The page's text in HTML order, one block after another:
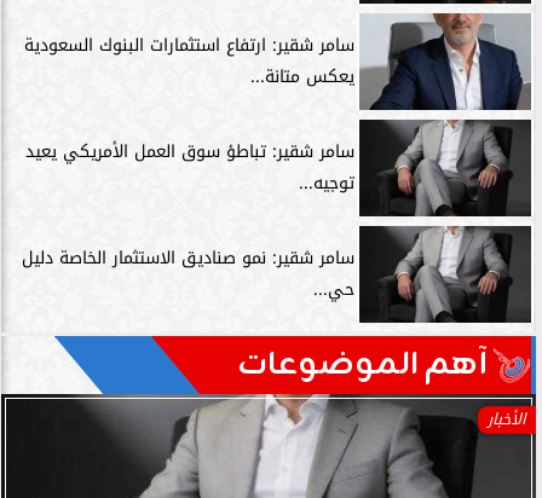
سامر شقير: ارتفاع استثمارات البنوك السعودية
يعكس متانة...
سامر شقير: تباطؤ سوق العمل الأمريكي يعيد
توجيه...
سامر شقير: نمو صناديق الاستثمار الخاصة دليل
حي...
آهم الموضوعات
الأخبار